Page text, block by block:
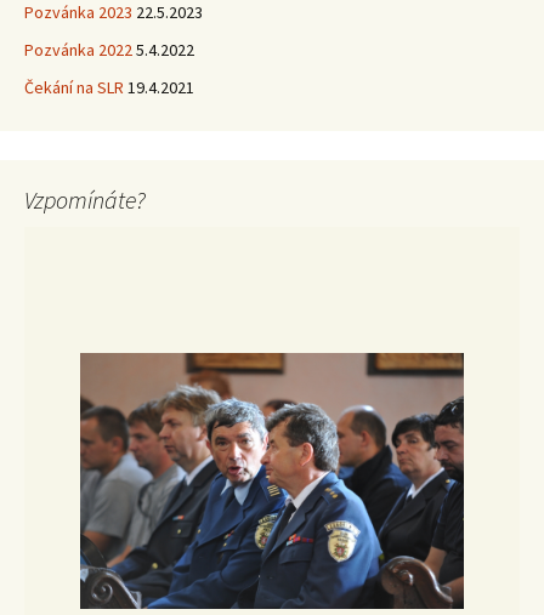
Pozvánka 2023 22.5.2023
Pozvánka 20225.4.2022
Čekání na SLR 19.4.2021
Vzpomínáte?